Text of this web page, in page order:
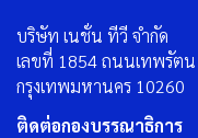
บริษัท เนชั่น ทีวี จำกัด
เลขที่ 1854 ถนนเทพรัตน
กรุงเทพมหานคร 10260
ติดต่อกองบรรณาธิการ